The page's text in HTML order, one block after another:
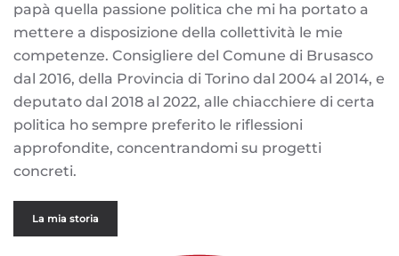
papà quella passione politica che mi ha portato a
mettere a disposizione della collettività le mie
competenze. Consigliere del Comune di Brusasco
dal 2016, della Provincia di Torino dal 2004 al 2014, e
deputato dal 2018 al 2022, alle chiacchiere di certa
politica ho sempre preferito le riflessioni
approfondite, concentrandomi su progetti
concreti.
La mia storia